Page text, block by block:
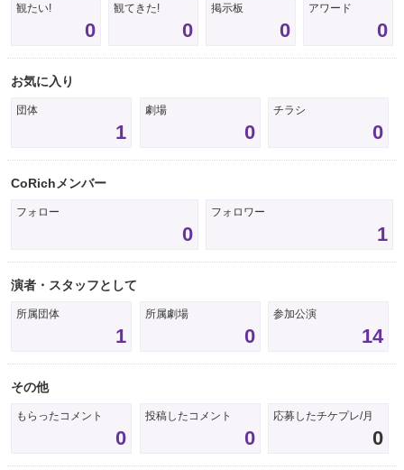
観たい!
0
観てきた!
0
掲示板
0
アワード
0
お気に入り
団体
1
劇場
0
チラシ
0
CoRichメンバー
フォロー
0
フォロワー
1
演者・スタッフとして
所属団体
1
所属劇場
0
参加公演
14
その他
もらったコメント
0
投稿したコメント
0
応募したチケプレ/月
0